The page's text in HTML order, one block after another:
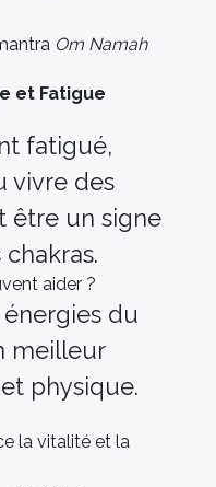
Om Namah
et Fatigue
fatigué,
vivre des
être un signe
aider ?
du
meilleur
physique.
la vitalité et la